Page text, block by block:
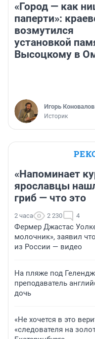
«Город — как
паперти»:
возмутился
установкой
Высоцкому в
Игорь Коновалов
Историк
«Напоминает
ярославцы
гриб — что это
2 часа 2 230 4
Фермер Джастас
молочник», заявил
из России — видео
На пляже под
преподаватель
дочь
«Не хочется в это
«следователя на